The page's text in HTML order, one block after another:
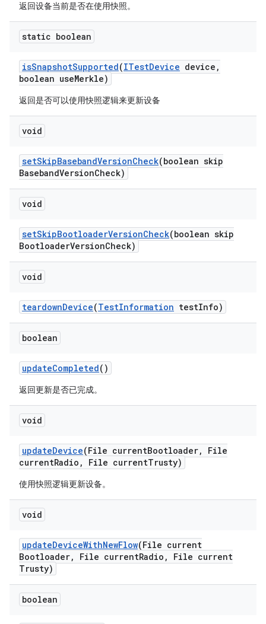
返回设备当前是否在使用快照。
static boolean
isSnapshotSupported(ITestDevice device ,
boolean useMerkle)
返回是否可以使用快照逻辑来更新设备
void
setSkipBasebandVersionCheck(boolean skip
BasebandVersionCheck)
void
setSkipBootloaderVersionCheck(boolean skip
BootloaderVersionCheck)
void
teardownDevice(TestInformation testInfo)
boolean
updateCompleted()
返回更新是否已完成。
void
updateDevice(File currentBootloader,
File
currentRadio , File currentTrusty)
使用快照逻辑更新设备。
void
updateDeviceWithNewFlow(File current
Bootloader, File currentRadio ,
File current
Trusty)
boolean